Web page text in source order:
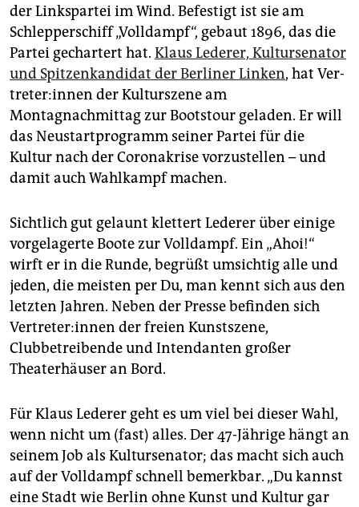
genossenschaft
epaper login
der Linkspartei im Wind. Befestigt ist sie am
Schlepperschiff „Volldampf“, gebaut 1896, das die
Partei gechartert hat. Klaus Lederer, Kultursenator
und Spitzenkandidat der Berliner Linken, hat Ver­
tre­te­r:in­nen der Kulturszene am
Montagnachmittag zur Bootstour geladen. Er will
das Neustartprogramm seiner Partei für die
Kultur nach der Coronakrise vorzustellen – und
damit auch Wahlkampf machen.
Sichtlich gut gelaunt klettert Lederer über einige
vorgelagerte Boote zur Volldampf. Ein „Ahoi!“
wirft er in die Runde, begrüßt umsichtig alle und
jeden, die meisten per Du, man kennt sich aus den
letzten Jahren. Neben der Presse befinden sich
Ver­tre­te­r:in­nen der freien Kunstszene,
Clubbetreibende und Intendanten großer
Theaterhäuser an Bord.
Für Klaus Lederer geht es um viel bei dieser Wahl,
wenn nicht um (fast) alles. Der 47-Jährige hängt an
seinem Job als Kultursenator; das macht sich auch
auf der Volldampf schnell bemerkbar. „Du kannst
eine Stadt wie Berlin ohne Kunst und Kultur gar